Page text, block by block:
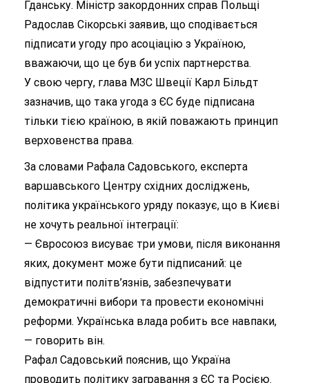
Гданську. Міністр закордонних справ Польщі
Радослав Сікорські заявив, що сподівається
підписати угоду про асоціацію з Україною,
вважаючи, що це був би успіх партнерства.
У свою чергу, глава МЗС Швеції Карл Більдт
зазначив, що така угода з ЄС буде підписана
тільки тією країною, в якій поважають принцип
верховенства права.
За словами Рафала Садовського, експерта
варшавського Центру східних досліджень,
політика українського уряду показує, що в Києві
не хочуть реальної інтеграції:
— Євросоюз висуває три умови, після виконання
яких, документ може бути підписаний: це
відпустити політв’язнів, забезпечувати
демократичні вибори та провести економічні
реформи. Українська влада робить все навпаки,
— говорить він.
Рафал Садовський пояснив, що Україна
проводить політику загравання з ЄС та Росією.